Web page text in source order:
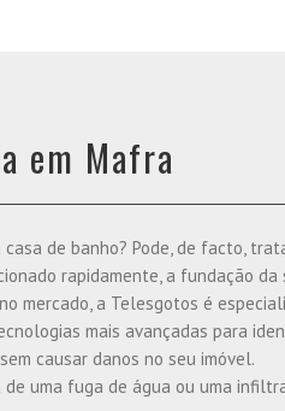
em Mafra
de banho? Pode, de facto,
rapidamente, a fundação da
mercado, a Telesgotos é
mais avançadas para
causar danos no seu imóvel.
uma fuga de água ou uma